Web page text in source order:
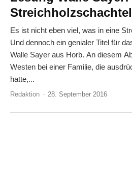
Es ist nicht eben viel, was in eine
Und dennoch ein genialer Titel für
Walle Sayer aus Horb. An diesem
Westen bei einer Familie, die
hatte,...
Redaktion - 28. September 2016